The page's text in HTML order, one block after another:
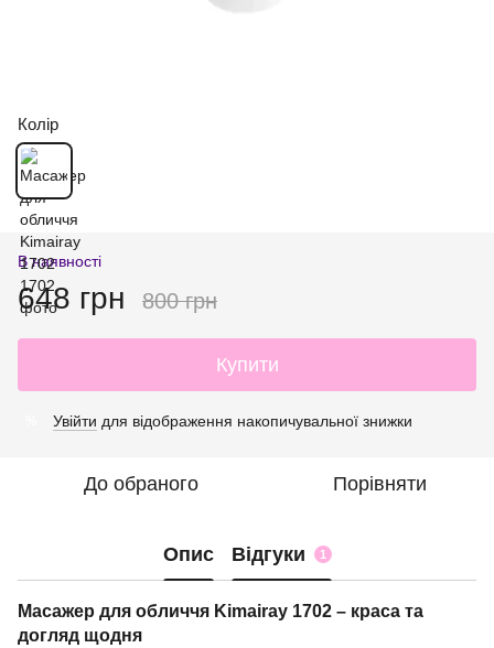
Колір
В наявності
648 грн 800 грн
Купити
Увійти для відображення накопичувальної знижки
До обраного Порівняти
Опис Відгуки 1
Масажер для обличчя Kimairay 1702 – краса та
догляд щодня